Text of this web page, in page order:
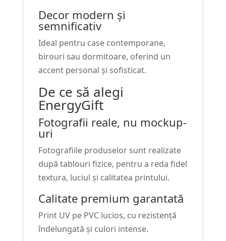
Decor modern și
semnificativ
Ideal pentru case contemporane,
birouri sau dormitoare, oferind un
accent personal și sofisticat.
De ce să alegi
EnergyGift
Fotografii reale, nu mockup-
uri
Fotografiile produselor sunt realizate
după tablouri fizice, pentru a reda fidel
textura, luciul și calitatea printului.
Calitate premium garantată
Print UV pe PVC lucios, cu rezistență
îndelungată și culori intense.